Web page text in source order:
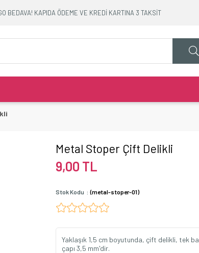
BEDAVA! KAPIDA ÖDEME VE KREDİ KARTINA 3 TAKSİT
Metal Stoper Çift Delikli
9,00 TL
Stok Kodu (metal-stoper-01)
Yaklaşık 1,5 cm boyutunda, çift delikli, tek
çapı 3,5 mm'dir.